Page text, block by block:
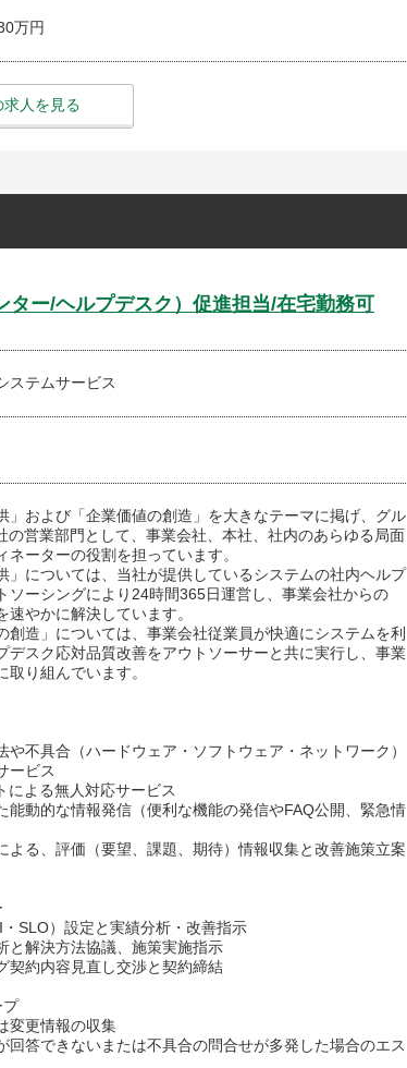
万円
求人を見る
ター/ヘルプデスク）促進担当/在宅勤務可
ステムサービス
」および「企業価値の創造」を大きなテーマに掲げ、グル
の営業部門として、事業会社、本社、社内のあらゆる局面
ネーターの役割を担っています。
」については、当社が提供しているシステムの社内ヘルプ
ソーシングにより24時間365日運営し、事業会社からの
速やかに解決しています。
創造」については、事業会社従業員が快適にシステムを利
デスク応対品質改善をアウトソーサーと共に実行し、事業
り組んでいます。
や不具合（ハードウェア・ソフトウェア・ネットワーク）
ービス
による無人対応サービス
能動的な情報発信（便利な機能の発信やFAQ公開、緊急情
よる、評価（要望、課題、期待）情報収集と改善施策立案
・SLO）設定と実績分析・改善指示
と解決方法協議、施策実施指示
契約内容見直し交渉と契約締結
プ
変更情報の収集
回答できないまたは不具合の問合せが多発した場合のエス